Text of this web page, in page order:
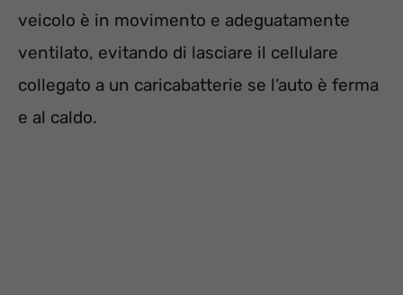
veicolo è in movimento e adeguatamente
ventilato, evitando di lasciare il cellulare
collegato a un caricabatterie se l’auto è ferma
e al caldo.